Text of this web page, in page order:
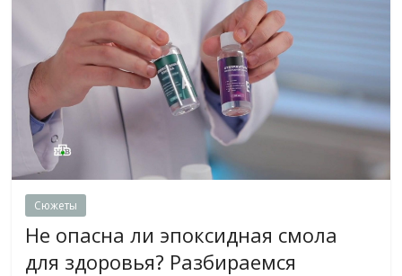
Сюжеты
Не опасна ли эпоксидная смола
для здоровья? Разбираемся